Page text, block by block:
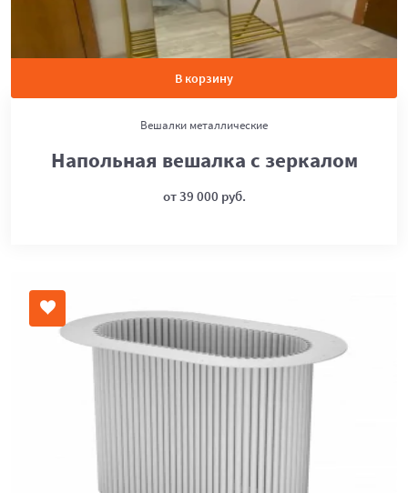
В корзину
Вешалки металлические
Напольная вешалка с зеркалом
от 39 000 руб.